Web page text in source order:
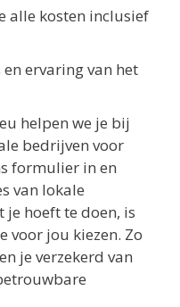
alle kosten inclusief
ervaring van het
helpen we je bij
bedrijven voor
formulier in en
van lokale
je hoeft te doen, is
voor jou kiezen. Zo
je verzekerd van